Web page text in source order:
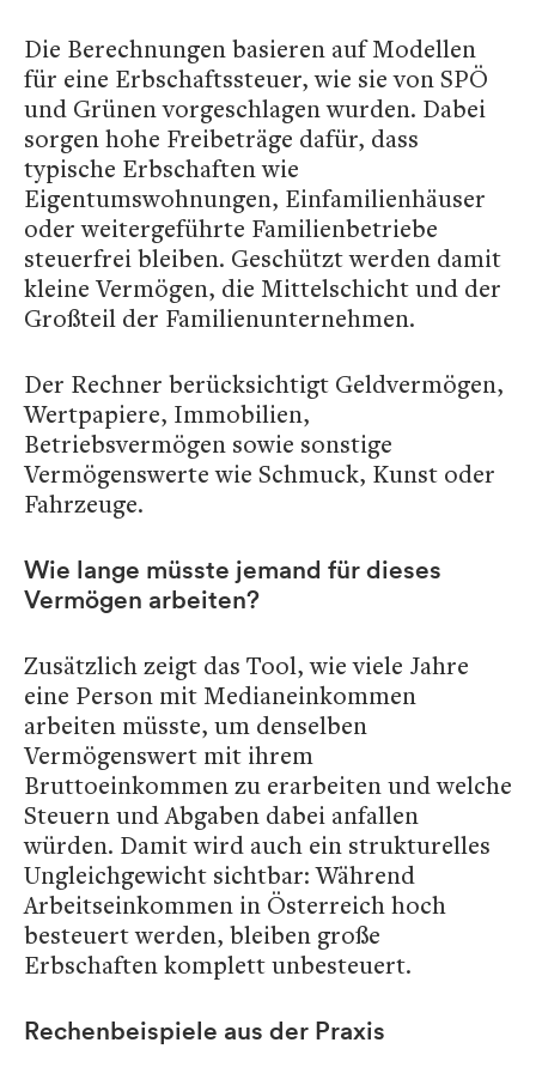
Die Berechnungen basieren auf Modellen
für eine Erbschaftssteuer, wie sie von SPÖ
und Grünen vorgeschlagen wurden. Dabei
sorgen hohe Freibeträge dafür, dass
typische Erbschaften wie
Eigentumswohnungen, Einfamilienhäuser
oder weitergeführte Familienbetriebe
steuerfrei bleiben. Geschützt werden damit
kleine Vermögen, die Mittelschicht und der
Großteil der Familienunternehmen.
Der Rechner berücksichtigt Geldvermögen,
Wertpapiere, Immobilien,
Betriebsvermögen sowie sonstige
Vermögenswerte wie Schmuck, Kunst oder
Fahrzeuge.
Wie lange müsste jemand für dieses
Vermögen arbeiten?
Zusätzlich zeigt das Tool, wie viele Jahre
eine Person mit Medianeinkommen
arbeiten müsste, um denselben
Vermögenswert mit ihrem
Bruttoeinkommen zu erarbeiten und welche
Steuern und Abgaben dabei anfallen
würden. Damit wird auch ein strukturelles
Ungleichgewicht sichtbar: Während
Arbeitseinkommen in Österreich hoch
besteuert werden, bleiben große
Erbschaften komplett unbesteuert.
Rechenbeispiele aus der Praxis